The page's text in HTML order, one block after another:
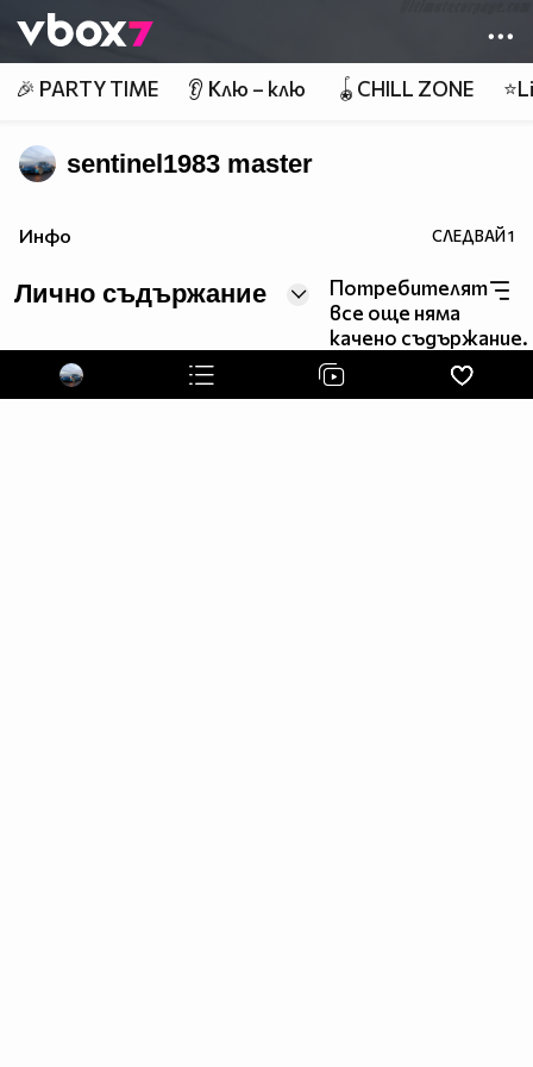
👾
🎉 PARTY TIME 👂 Клю – клю 🪀CHILL ZONE
sentinel1983 master
Инфо СЛЕДВАЙ1
Лично съдържание
Потребителят
все още няма
качено съдържание.